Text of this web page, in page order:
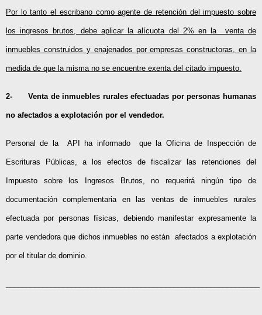
Por lo tanto el escribano como agente de retención del impuesto sobre
los ingresos brutos, debe aplicar la alícuota del 2% en la venta de
inmuebles construidos y enajenados por empresas constructoras, en la
medida de que la misma no se encuentre exenta del citado impuesto.
2-Venta de inmuebles rurales efectuadas por personas humanas
no afectados a explotación por el vendedor.
Personal de la API ha informado que la Oficina de Inspección de
Escrituras Públicas, a los efectos de fiscalizar las retenciones del
Impuesto sobre los Ingresos Brutos, no requerirá ningún tipo de
documentación complementaria en las ventas de inmuebles rurales
efectuada por personas físicas, debiendo manifestar expresamente la
parte vendedora que dichos inmuebles no están afectados a explotación
por el titular de dominio.